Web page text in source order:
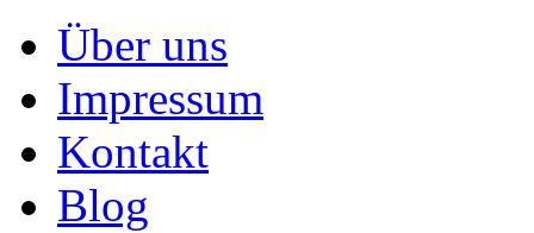
Über uns
Impressum
Kontakt
Blog